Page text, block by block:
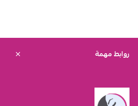
روابط مهمة